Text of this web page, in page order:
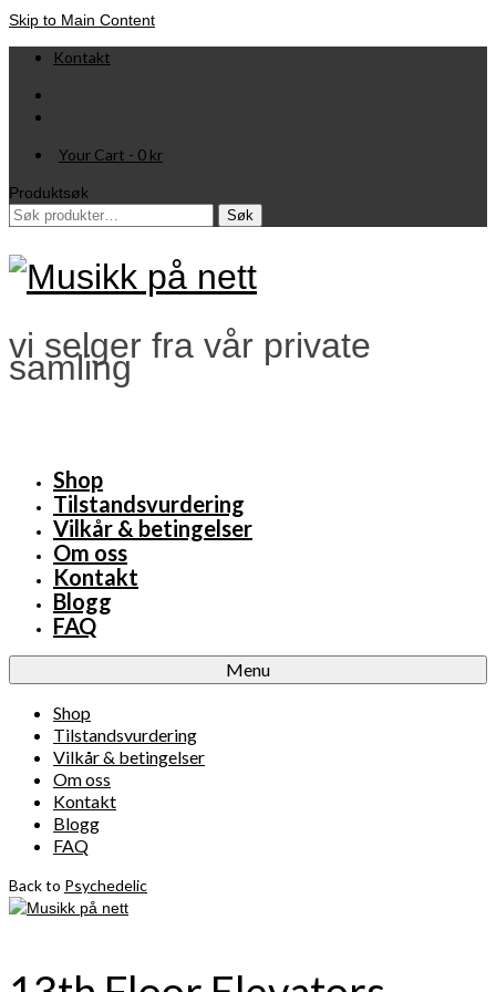
Skip to Main Content
Kontakt
Your Cart - 0 kr
Produktsøk
Søk
Søk
vi selger fra vår private
samling
Shop
Tilstandsvurdering
Vilkår & betingelser
Om oss
Kontakt
Blogg
FAQ
Menu
Shop
Tilstandsvurdering
Vilkår & betingelser
Om oss
Kontakt
Blogg
FAQ
Back to Psychedelic